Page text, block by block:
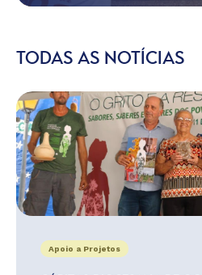
TODAS AS NOTÍCIAS
Apoio a Projetos